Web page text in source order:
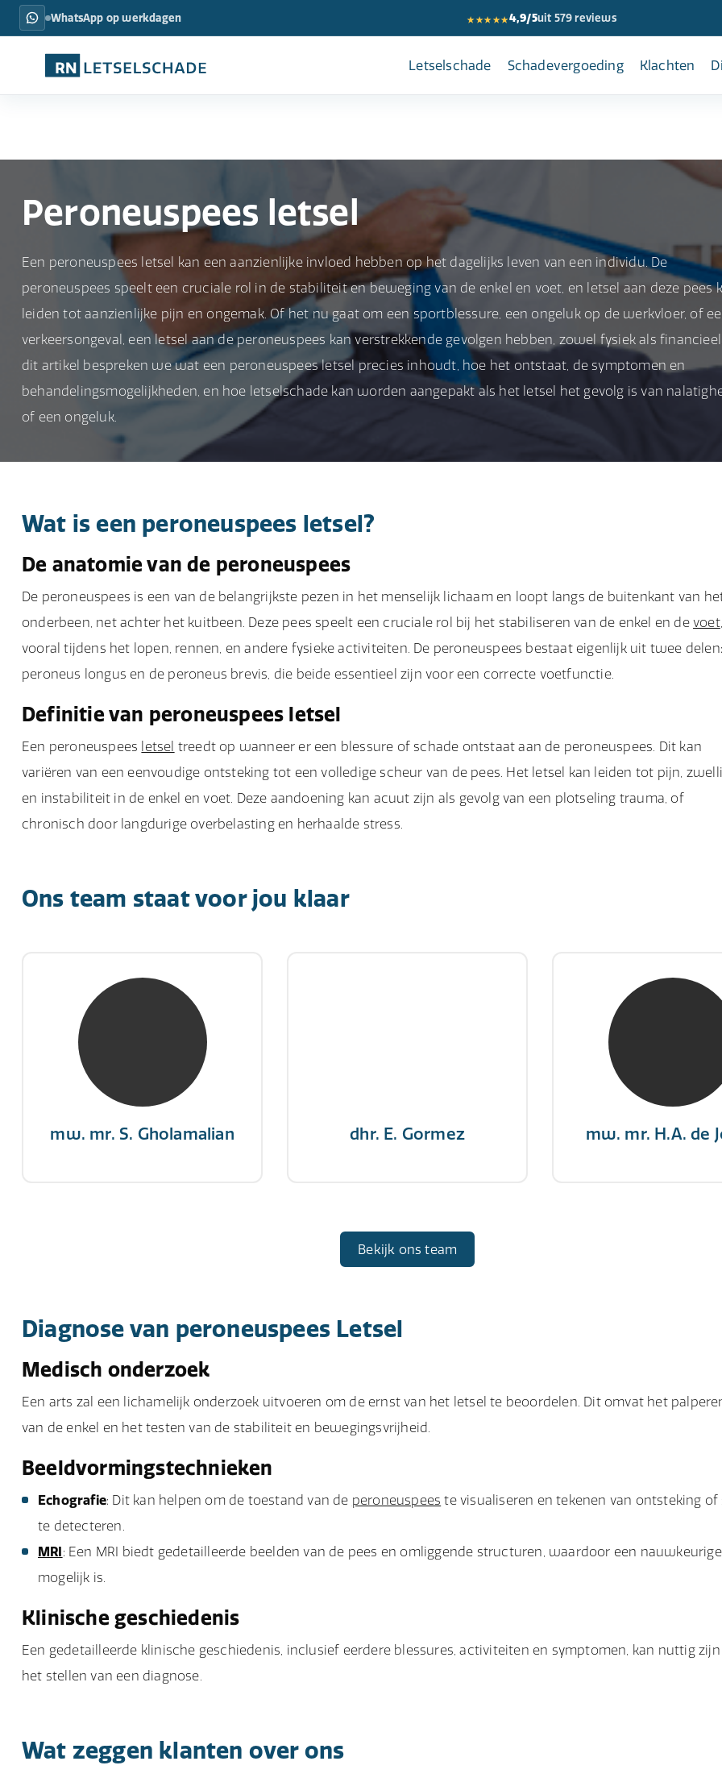
WhatsApp op werkdagen ★★★★★4,9/5uit 579 reviews
Letselschade Schadevergoeding Klachten
Peroneuspees letsel
Een peroneuspees letsel kan een aanzienlijke invloed hebben op het dagelijks leven van een individu. De
peroneuspees speelt een cruciale rol in de stabiliteit en beweging van de enkel en voet, en letsel aan deze pees
leiden tot aanzienlijke pijn en ongemak. Of het nu gaat om een sportblessure, een ongeluk op de werkvloer, of
verkeersongeval, een letsel aan de peroneuspees kan verstrekkende gevolgen hebben, zowel fysiek als
dit artikel bespreken we wat een peroneuspees letsel precies inhoudt, hoe het ontstaat, de symptomen en
behandelingsmogelijkheden, en hoe letselschade kan worden aangepakt als het letsel het gevolg is van
of een ongeluk.
Wat is een peroneuspees letsel?
De anatomie van de peroneuspees
De peroneuspees is een van de belangrijkste pezen in het menselijk lichaam en loopt langs de buitenkant van
onderbeen, net achter het kuitbeen. Deze pees speelt een cruciale rol bij het stabiliseren van de enkel en devoet,
vooral tijdens het lopen, rennen, en andere fysieke activiteiten. De peroneuspees bestaat eigenlijk uit twee
peroneus longus en de peroneus brevis, die beide essentieel zijn voor een correcte voetfunctie.
Definitie van peroneuspees letsel
Een peroneuspees letsel treedt op wanneer er een blessure of schade ontstaat aan de peroneuspees. Dit kan
variëren van een eenvoudige ontsteking tot een volledige scheur van de pees. Het letsel kan leiden tot pijn,
en instabiliteit in de enkel en voet. Deze aandoening kan acuut zijn als gevolg van een plotseling trauma, of
chronisch door langdurige overbelasting en herhaalde stress.
Ons team staat voor jou klaar
mw. mr. S. Gholamalian
mw. mr. S. Gholamalian
NIVRE Register-Expert
“Als je de richting van de wind
niet kunt veranderen, verander
dan de stand van je zeilen.”
dhr. E. Gormez mw. mr. H.A. de
mw. mr. H.A. de
NIVRE Register-
"There is no elevator to
you need to take the
Bekijk ons team
Diagnose van peroneuspees Letsel
Medisch onderzoek
Een arts zal een lichamelijk onderzoek uitvoeren om de ernst van het letsel te beoordelen. Dit omvat het
van de enkel en het testen van de stabiliteit en bewegingsvrijheid.
Beeldvormingstechnieken
Echografie: Dit kan helpen om de toestand van de peroneuspees te visualiseren en tekenen van ontsteking
te detecteren.
MRI: Een MRI biedt gedetailleerde beelden van de pees en omliggende structuren, waardoor een
mogelijk is.
Klinische geschiedenis
Een gedetailleerde klinische geschiedenis, inclusief eerdere blessures, activiteiten en symptomen, kan nuttig
het stellen van een diagnose.
Wat zeggen klanten over ons